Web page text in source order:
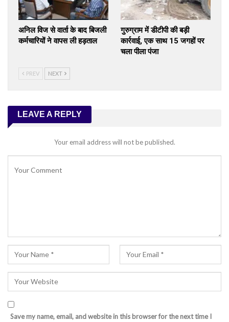
अनिल विज से वार्ता के बाद बिजली
कर्मचारियों ने वापस ली हड़ताल
गुरुग्राम में डीटीपी की बड़ी
कार्रवाई, एक साथ 15 जगहों पर
चला पीला पंजा
PREV NEXT
LEAVE A REPLY
Your email address will not be published.
Save my name, email, and website in this browser for the next time I